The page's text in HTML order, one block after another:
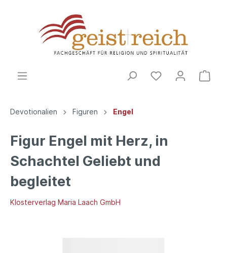
Devotionalien Figuren Engel
Figur Engel mit Herz, in
Schachtel Geliebt und
begleitet
Klosterverlag Maria Laach GmbH